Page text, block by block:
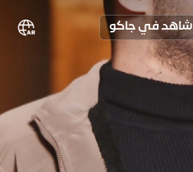
شاهد في جاكو